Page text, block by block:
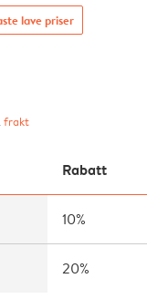
lave priser
frakt
Rabatt
10%
20%